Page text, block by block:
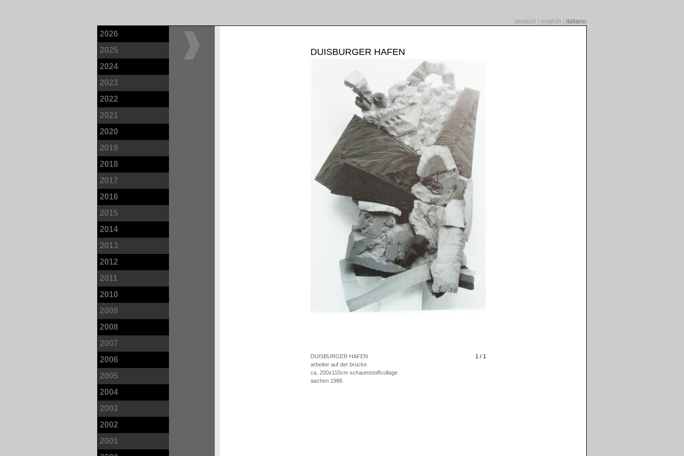
deutsch english italiano
2026
2025
2024
2023
2022
2021
2020
2019
2018
2017
2016
2015
2014
2013
2012
2011
2010
2009
2008
2007
2006
2005
2004
2003
2002
2001
DUISBURGER HAFEN
1 / 1
DUISBURGER HAFEN
arbeiter auf der brücke
ca. 200x110cm schaumstoffcollage
aachen 1986